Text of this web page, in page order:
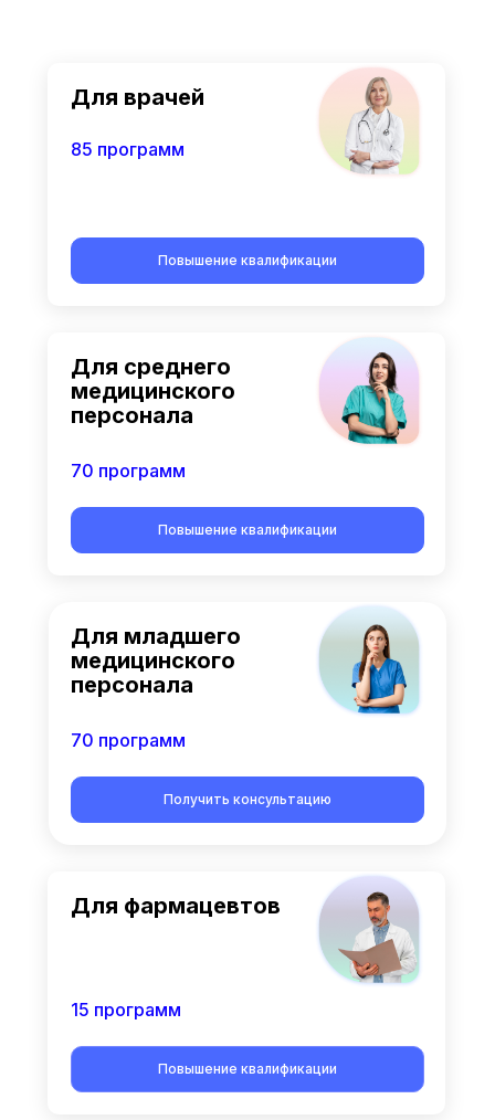
Для врачей
85 программ
Для среднего
медицинского
персонала
70 программ
Повышение квалификации
Повышение квалификации
Для младшего
медицинского
персонала
70 программ
Получить консультацию
Для фармацевтов
Повышение квалификации
15 программ